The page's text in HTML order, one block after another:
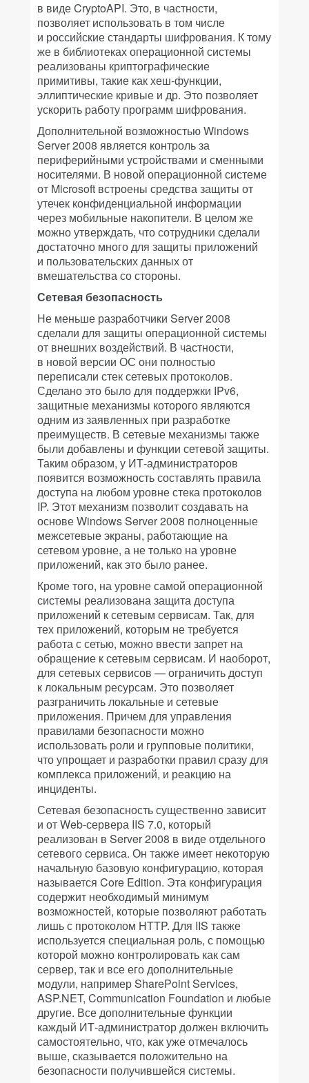
в виде CryptoAPI. Это, в частности,
позволяет использовать в том числе
и российские стандарты шифрования. К тому
же в библиотеках операционной системы
реализованы криптографические
примитивы, такие как хеш-функции,
эллиптические кривые и др. Это позволяет
ускорить работу программ шифрования.
Дополнительной возможностью Windows
Server 2008 является контроль за
периферийными устройствами и сменными
носителями. В новой операционной системе
от Microsoft встроены средства защиты от
утечек конфиденциальной информации
через мобильные накопители. В целом же
можно утверждать, что сотрудники сделали
достаточно много для защиты приложений
и пользовательских данных от
вмешательства со стороны.
Сетевая безопасность
Не меньше разработчики Server 2008
сделали для защиты операционной системы
от внешних воздействий. В частности,
в новой версии ОС они полностью
переписали стек сетевых протоколов.
Сделано это было для поддержки IPv6,
защитные механизмы которого являются
одним из заявленных при разработке
преимуществ. В сетевые механизмы также
были добавлены и функции сетевой защиты.
Таким образом, у ИТ-администраторов
появится возможность составлять правила
доступа на любом уровне стека протоколов
IP. Этот механизм позволит создавать на
основе Windows Server 2008 полноценные
межсетевые экраны, работающие на
сетевом уровне, а не только на уровне
приложений, как это было ранее.
Кроме того, на уровне самой операционной
системы реализована защита доступа
приложений к сетевым сервисам. Так, для
тех приложений, которым не требуется
работа с сетью, можно ввести запрет на
обращение к сетевым сервисам. И наоборот,
для сетевых сервисов — ограничить доступ
к локальным ресурсам. Это позволяет
разграничить локальные и сетевые
приложения. Причем для управления
правилами безопасности можно
использовать роли и групповые политики,
что упрощает и разработки правил сразу для
комплекса приложений, и реакцию на
инциденты.
Сетевая безопасность существенно зависит
и от Web-сервера IIS 7.0, который
реализован в Server 2008 в виде отдельного
сетевого сервиса. Он также имеет некоторую
начальную базовую конфигурацию, которая
называется Core Edition. Эта конфигурация
содержит необходимый минимум
возможностей, которые позволяют работать
лишь с протоколом HTTP. Для IIS также
используется специальная роль, с помощью
которой можно контролировать как сам
сервер, так и все его дополнительные
модули, например SharePoint Services,
ASP.NET, Communication Foundation и любые
другие. Все дополнительные функции
каждый ИТ-администратор должен включить
самостоятельно, что, как уже отмечалось
выше, сказывается положительно на
безопасности получившейся системы.